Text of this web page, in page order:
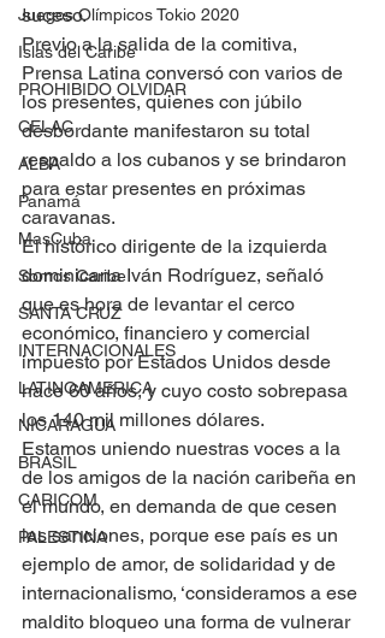
Juegos Olímpicos Tokio 2020
Islas del Caribe
PROHIBIDO OLVIDAR
CELAC
ALBA
Panamá
MasCuba
Somos Caribe
SANTA CRUZ
INTERNACIONALES
LATINOAMERICA
NICARAGUA
BRASIL
CARICOM
PALESTINA
suceso.
Previo a la salida de la comitiva,
Prensa Latina conversó con varios de
los presentes, quienes con júbilo
desbordante manifestaron su total
respaldo a los cubanos y se brindaron
para estar presentes en próximas
caravanas.
El histórico dirigente de la izquierda
dominicana Iván Rodríguez, señaló
que es hora de levantar el cerco
económico, financiero y comercial
impuesto por Estados Unidos desde
hace 60 años, y cuyo costo sobrepasa
los 140 mil millones dólares.
Estamos uniendo nuestras voces a la
de los amigos de la nación caribeña en
el mundo, en demanda de que cesen
las sanciones, porque ese país es un
ejemplo de amor, de solidaridad y de
internacionalismo, ‘consideramos a ese
maldito bloqueo una forma de vulnerar